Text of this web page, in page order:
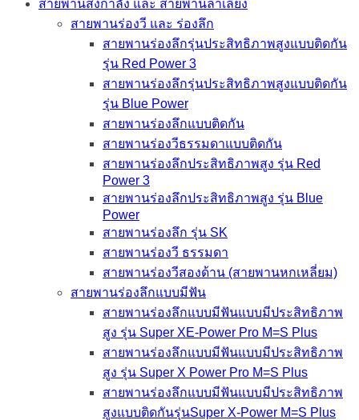
สายพานส่งกำลัง และ สายพานลำเลียง
สายพานร่องวี และ ร่องลึก
สายพานร่องลึกรุ่นประสิทธิภาพสูงแบบติดกัน
รุ่น Red Power 3
สายพานร่องลึกรุ่นประสิทธิภาพสูงแบบติดกัน
รุ่น Blue Power
สายพานร่องลึกแบบติดกัน
สายพานร่องวีธรรมดาแบบติดกัน
สายพานร่องลึกประสิทธิภาพสูง รุ่น Red
Power 3
สายพานร่องลึกประสิทธิภาพสูง รุ่น Blue
Power
สายพานร่องลึก รุ่น SK
สายพานร่องวี ธรรมดา
สายพานร่องวีสองด้าน (สายพานหกเหลี่ยม)
สายพานร่องลึกแบบมีฟัน
สายพานร่องลึกแบบมีฟันแบบมีประสิทธิภาพ
สูง รุ่น Super XE-Power Pro M=S Plus
สายพานร่องลึกแบบมีฟันแบบมีประสิทธิภาพ
สูง รุ่น Super X Power Pro M=S Plus
สายพานร่องลึกแบบมีฟันแบบมีประสิทธิภาพ
สูงแบบติดกันรุ่นSuper X-Power M=S Plus